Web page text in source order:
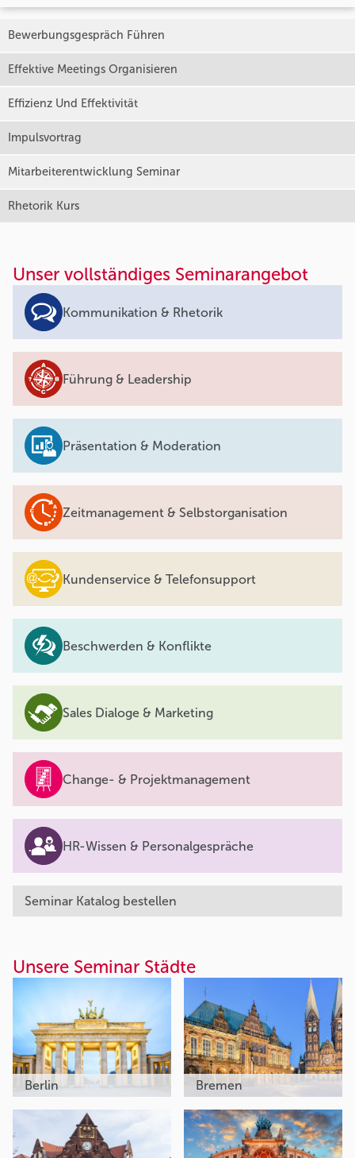
Bewerbungsgespräch Führen
Effektive Meetings Organisieren
Effizienz Und Effektivität
Impulsvortrag
Mitarbeiterentwicklung Seminar
Rhetorik Kurs
Unser vollständiges Seminarangebot
Kommunikation & Rhetorik
Führung & Leadership
Präsentation & Moderation
Zeitmanagement & Selbstorganisation
Kundenservice & Telefonsupport
Beschwerden & Konflikte
Sales Dialoge & Marketing
Change- & Projektmanagement
HR-Wissen & Personalgespräche
Seminar Katalog bestellen
Unsere Seminar Städte
Berlin Bremen